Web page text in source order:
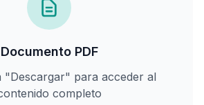
Documento PDF
"Descargar" para acceder al
completo